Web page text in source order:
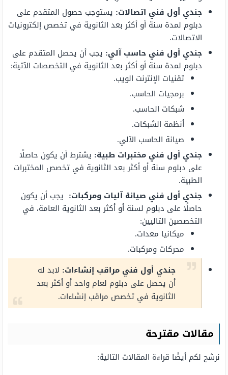
جندي أول فني اتصالات: يستوجب حصول المتقدم على
دبلوم لمدة سنة أو أكثر بعد الثانوية في تخصص إلكترونيات
الاتصالات.
جندي أول فني حاسب آلي: يجب أن يحصل المتقدم على
دبلوم لمدة سنة أو أكثر بعد الثانوية في التخصصات الآتية:
تقنيات الإنترنت الويب.
برمجيات الحاسب.
شبكات الحاسب.
أنظمة الشبكات.
صيانة الحاسب الآلي.
جندي أول فني مختبرات طبية: يشترط أن يكون حاصلًا
على دبلوم سنة أو أكثر بعد الثانوية في تخصص المختبرات
الطبية.
جندي أول فني صيانة آليات ومركبات: يجب أن يكون
حاصلًا على دبلوم لسنة أو أكثر بعد الثانوية العامة، في
التخصصين التاليين:
ميكانيا معدات.
محركات ومركبات.
جندي أول فني مراقب إنشاءات: لابد له
أن يحصل على دبلوم لعام واحد أو أكثر بعد
الثانوية في تخصص مراقب إنشاءات.
مقالات مقترحة
نرشح لكم أيضًا قراءة المقالات التالية: